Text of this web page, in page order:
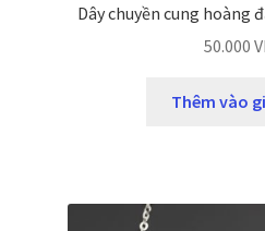
Dây chuyền cung hoàng
50.000
Thêm vào